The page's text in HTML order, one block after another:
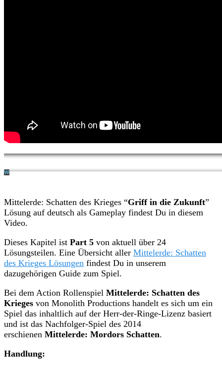
Mittelerde: Schatten des Krieges “Griff in die Zukunft”
Lösung auf deutsch als Gameplay findest Du in diesem
Video.
Dieses Kapitel ist Part 5 von aktuell über 24
Lösungsteilen. Eine Übersicht aller Mittelerde: Schatten
des Krieges Lösungen findest Du in unserem
dazugehörigen Guide zum Spiel.
Bei dem Action Rollenspiel Mittelerde: Schatten des
Krieges von Monolith Productions handelt es sich um ein
Spiel das inhaltlich auf der Herr-der-Ringe-Lizenz basiert
und ist das Nachfolger-Spiel des 2014
erschienen Mittelerde: Mordors Schatten.
Handlung: